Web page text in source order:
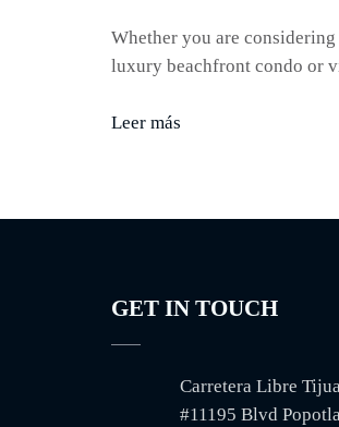
Whether you are
luxury beachfront condo or
Leer más
GET IN TOUCH
Carretera Libre
#11195 Blvd